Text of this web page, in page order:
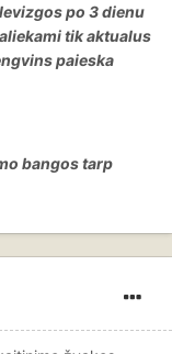
po 3 dienu
tik aktualus
paieska
bangos tarp